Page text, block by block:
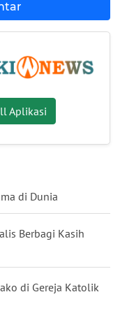
Aplikasi
di Dunia
Berbagi Kasih
di Gereja Katolik